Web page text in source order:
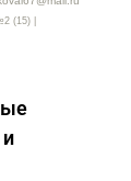
(15) |